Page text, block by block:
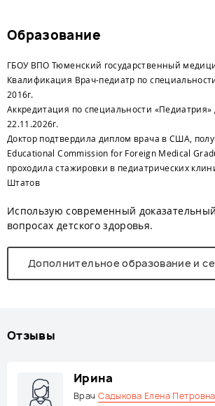
Образование
ГБОУ ВПО Тюменский государственный
Квалификация Врач-педиатр по
2016г.
Аккредитация по специальности «Педиатрия»
22.11.2026г.
Доктор подтвердила диплом врача в США,
Educational Commission for Foreign Medical
проходила стажировки в педиатрических
Штатов
Использую современный
вопросах детского здоровья.
Дополнительное образование и
Отзывы
Ирина
ВрачСадыкова Елена Петровна